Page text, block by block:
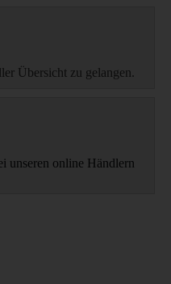
Übersicht zu gelangen.
unseren online Händlern